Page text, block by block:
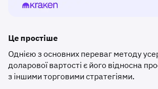
Це простіше
Однією з основних переваг методу
доларової вартості є його відносна
з іншими торговими стратегіями.